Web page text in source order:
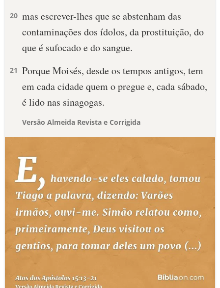
20 mas escrever-lhes que se abstenham das
contaminações dos ídolos, da prostituição, do
que é sufocado e do sangue.
21 Porque Moisés, desde os tempos antigos, tem
em cada cidade quem o pregue e, cada sábado,
é lido nas sinagogas.
Versão Almeida Revista e Corrigida